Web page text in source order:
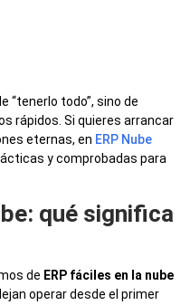
“tenerlo todo”, sino de
rápidos. Si quieres arrancar
eternas, en ERP Nube
y comprobadas para
qué significa
de ERP fáciles en la nube
operar desde el primer